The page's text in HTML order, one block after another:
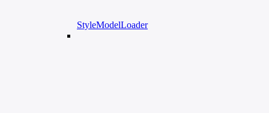
StyleModelLoader